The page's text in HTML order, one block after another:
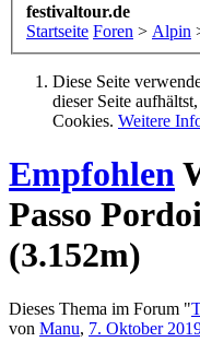
festivaltour.de
Startseite Foren > Alpin
Diese Seite
dieser Seite
Cookies. Weitere
Empfohlen
Passo
(3.152m)
Dieses Thema im Forum "
von Manu, 7. Oktober